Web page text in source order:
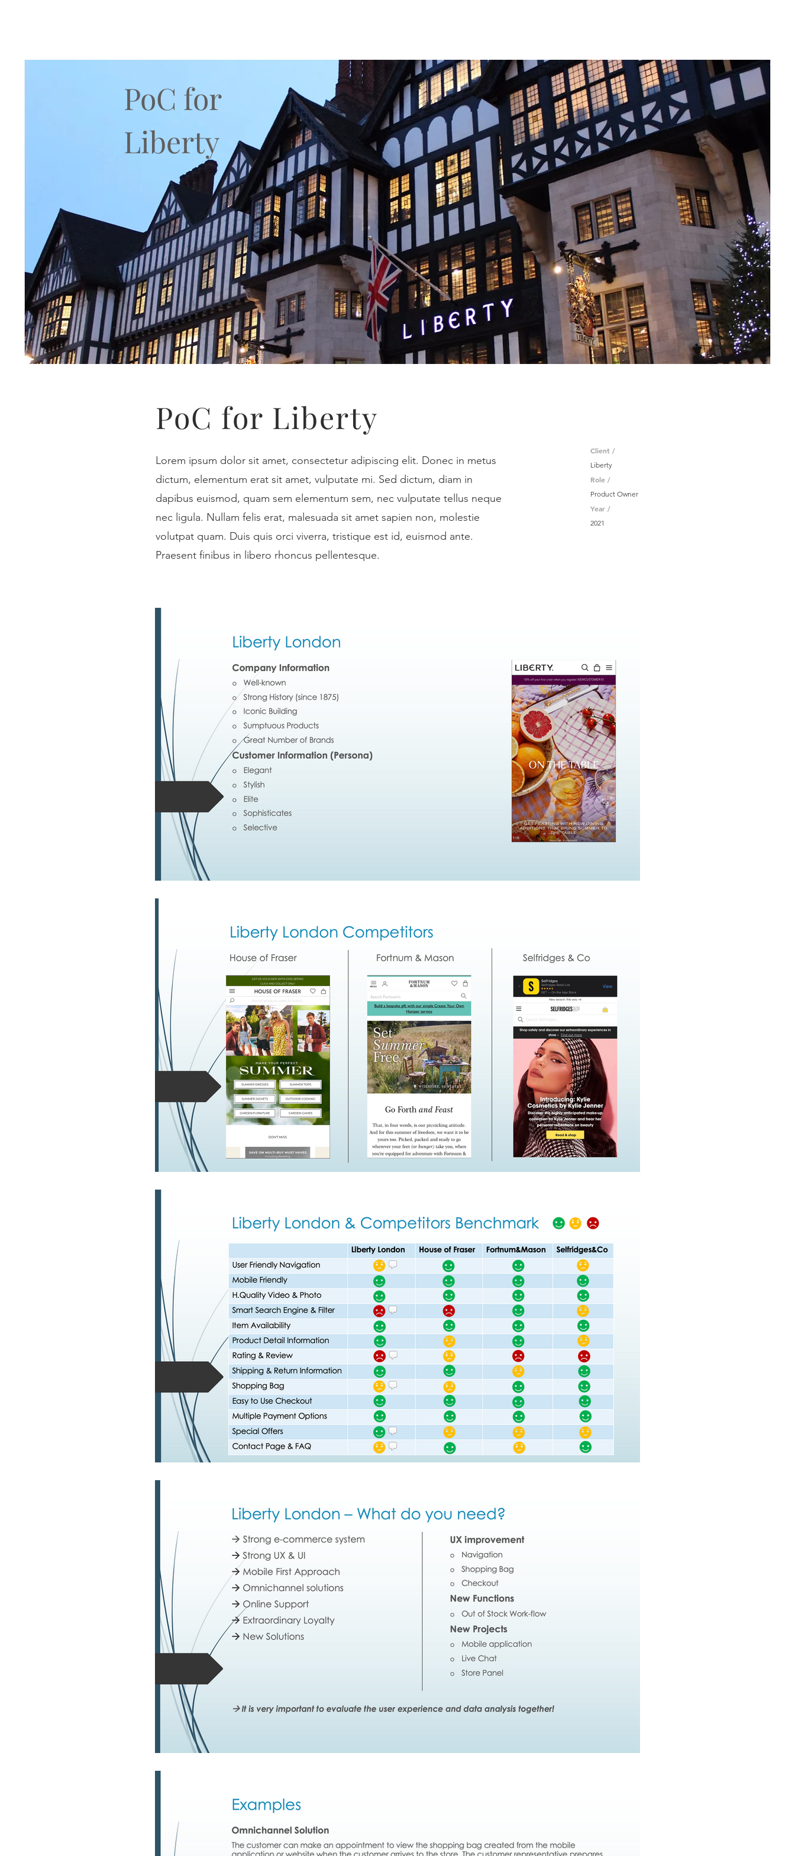
PoC for
Liberty
PoC for Liberty
Lorem ipsum dolor sit amet, consectetur adipiscing elit. Donec in metus
dictum, elementum erat sit amet, vulputate mi. Sed dictum, diam in
dapibus euismod, quam sem elementum sem, nec vulputate tellus neque
nec ligula. Nullam felis erat, malesuada sit amet sapien non, molestie
volutpat quam. Duis quis orci viverra, tristique est id, euismod ante.
Praesent finibus in libero rhoncus pellentesque.
Client /
Liberty
Role /
Product Owner
Year /
2021